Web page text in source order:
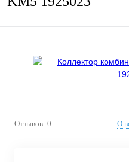
Отзывов: 0 О